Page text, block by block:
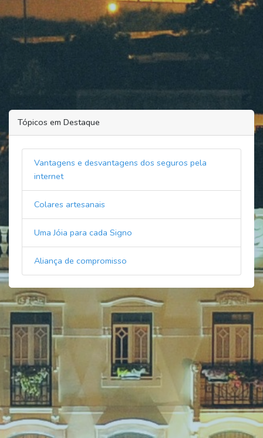
Tópicos em Destaque
Vantagens e desvantagens dos seguros pela
internet
Colares artesanais
Uma Jóia para cada Signo
Aliança de compromisso